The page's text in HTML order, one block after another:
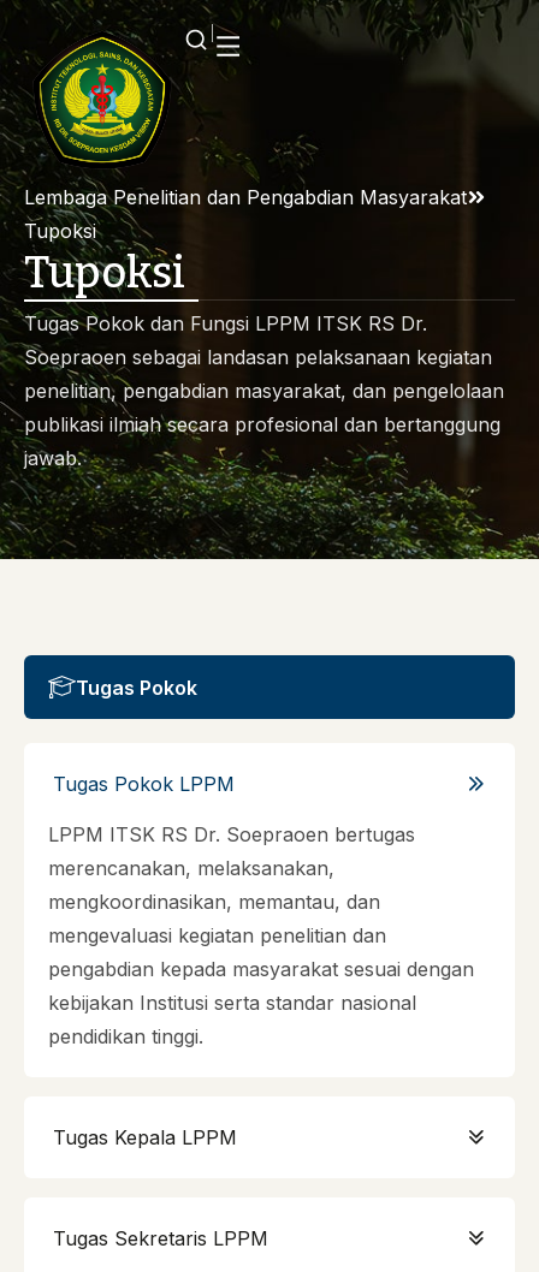
Lembaga Penelitian dan Pengabdian Masyarakat
Tupoksi
Tupoksi
Tugas Pokok dan Fungsi LPPM ITSK RS Dr.
Soepraoen sebagai landasan pelaksanaan kegiatan
penelitian, pengabdian masyarakat, dan pengelolaan
publikasi ilmiah secara profesional dan bertanggung
jawab.
Tugas Pokok
Tugas Pokok LPPM
LPPM ITSK RS Dr. Soepraoen bertugas
merencanakan, melaksanakan,
mengkoordinasikan, memantau, dan
mengevaluasi kegiatan penelitian dan
pengabdian kepada masyarakat sesuai dengan
kebijakan Institusi serta standar nasional
pendidikan tinggi.
Tugas Kepala LPPM
Tugas Sekretaris LPPM